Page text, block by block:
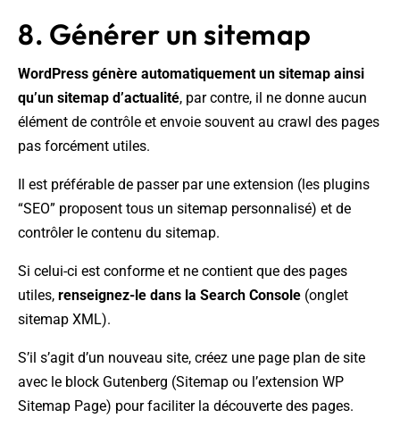
8. Générer un sitemap
WordPress génère automatiquement un sitemap ainsi
qu’un sitemap d’actualité, par contre, il ne donne aucun
élément de contrôle et envoie souvent au crawl des pages
pas forcément utiles.
Il est préférable de passer par une extension (les plugins
“SEO” proposent tous un sitemap personnalisé) et de
contrôler le contenu du sitemap.
Si celui-ci est conforme et ne contient que des pages
utiles, renseignez-le dans la Search Console (onglet
sitemap XML).
S’il s’agit d’un nouveau site, créez une page plan de site
avec le block Gutenberg (Sitemap ou l’extension WP
Sitemap Page) pour faciliter la découverte des pages.